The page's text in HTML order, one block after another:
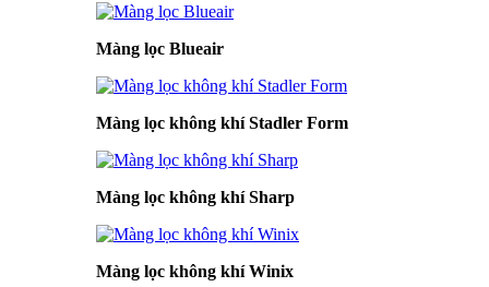
Màng lọc Blueair
Màng lọc không khí Stadler Form
Màng lọc không khí Sharp
Màng lọc không khí Winix